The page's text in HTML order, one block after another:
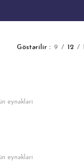
Göstərilir 9 12
eynəkləri
eynəkləri